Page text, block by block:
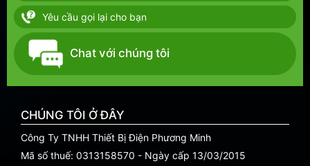
Yêu cầu gọi lại cho bạn
Chat với chúng tôi
CHÚNG TÔI Ở ĐÂY
Công Ty TNHH Thiết Bị Điện Phương Minh
Mã số thuế: 0313158570 - Ngày cấp 13/03/2015